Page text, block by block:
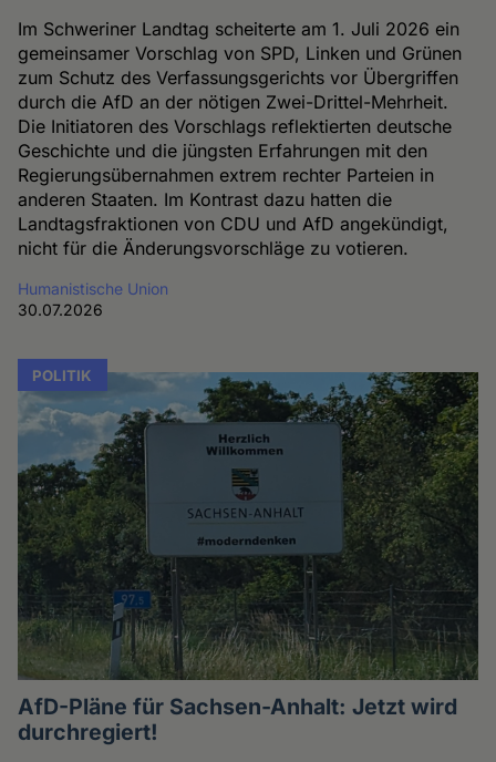
Im Schweriner Landtag scheiterte am 1. Juli 2026 ein
gemeinsamer Vorschlag von SPD, Linken und Grünen
zum Schutz des Verfassungsgerichts vor Übergriffen
durch die AfD an der nötigen Zwei-Drittel-Mehrheit.
Die Initiatoren des Vorschlags reflektierten deutsche
Geschichte und die jüngsten Erfahrungen mit den
Regierungsübernahmen extrem rechter Parteien in
anderen Staaten. Im Kontrast dazu hatten die
Landtagsfraktionen von CDU und AfD angekündigt,
nicht für die Änderungsvorschläge zu votieren.
Humanistische Union
30.07.2026
POLITIK
AfD-Pläne für Sachsen-Anhalt: Jetzt wird
durchregiert!